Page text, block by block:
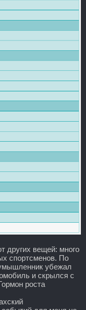
других вещей: много
спортсменов. По
убежал
и скрылся с
роста